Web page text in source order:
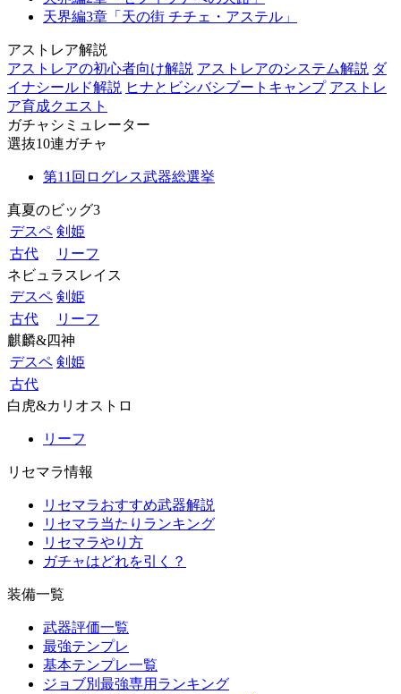
天界編3章「天の街 チチェ・アステル」
アストレア解説
アストレアの初心者向け解説 アストレアのシステム解説 ダ
イナシールド解説 ヒナとビシバシブートキャンプ アストレ
ア育成クエスト
ガチャシミュレーター
選抜10連ガチャ
第11回ログレス武器総選挙
真夏のビッグ3
デスペ 剣姫
古代
リーフ
ネビュラスレイス
デスペ 剣姫
古代
リーフ
麒麟&四神
デスペ 剣姫
古代
白虎&カリオストロ
リーフ
リセマラ情報
リセマラおすすめ武器解説
リセマラ当たりランキング
リセマラやり方
ガチャはどれを引く？
装備一覧
武器評価一覧
最強テンプレ
基本テンプレ一覧
ジョブ別最強専用ランキング